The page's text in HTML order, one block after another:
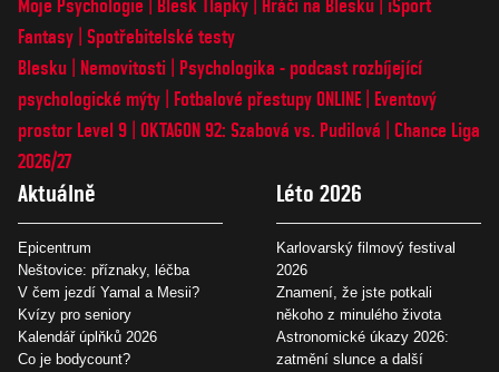
Moje Psychologie Blesk Tlapky Hráči na Blesku
iSport
Fantasy Spotřebitelské testy
Blesku
Nemovitosti
Psychologika - podcast rozbíjející
psychologické mýty
Fotbalové přestupy ONLINE
Eventový
prostor Level 9 OKTAGON 92: Szabová vs. Pudilová
Chance Liga
2026/27
Aktuálně
Epicentrum
Neštovice: příznaky, léčba
V čem jezdí Yamal a Mesii?
Kvízy pro seniory
Kalendář úplňků 2026
Co je bodycount?
Léto 2026
Karlovarský filmový festival
2026
Znamení, že jste potkali
někoho z minulého života
Astronomické úkazy 2026:
zatmění slunce a další